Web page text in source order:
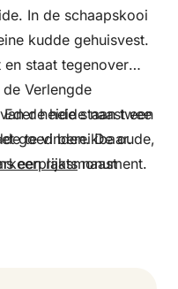
In de schaapskooi
kudde gehuisvest.
staat tegenover
Verlengde
heide staan twee
te vinden. De oude,
een rijksmonument.
de heide naast een
goed bereikbaar.
naast